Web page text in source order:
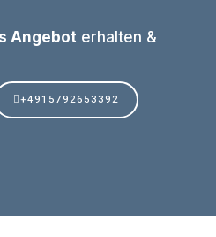
Angebot erhalten &
+4915792653392